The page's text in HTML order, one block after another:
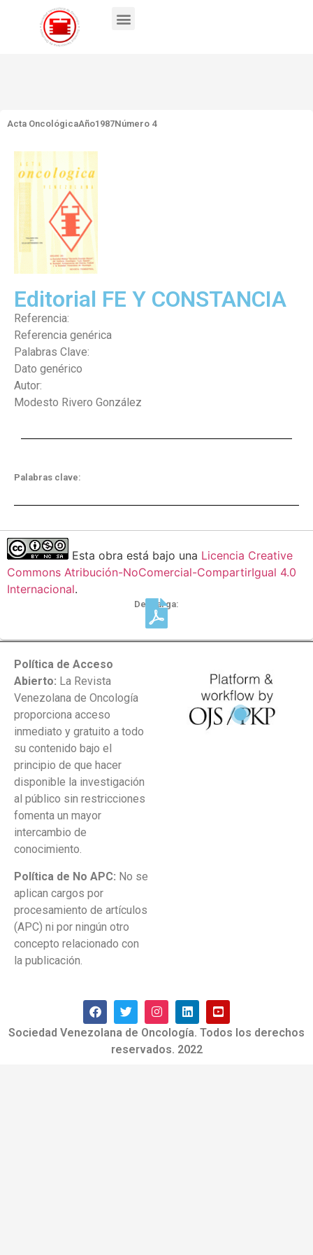
Acta OncológicaAño1987Número 4
Editorial FE Y CONSTANCIA
Referencia:
Referencia genérica
Palabras Clave:
Dato genérico
Autor:
Modesto Rivero González
Palabras clave:
Esta obra está bajo una Licencia Creative
Commons Atribución-NoComercial-CompartirIgual 4.0
Internacional.
Descarga:
Política de Acceso
Abierto: La Revista
Venezolana de Oncología
proporciona acceso
inmediato y gratuito a todo
su contenido bajo el
principio de que hacer
disponible la investigación
al público sin restricciones
fomenta un mayor
intercambio de
conocimiento.
Política de No APC: No se
aplican cargos por
procesamiento de artículos
(APC) ni por ningún otro
concepto relacionado con
la publicación.
Sociedad Venezolana de Oncología. Todos los derechos
reservados. 2022